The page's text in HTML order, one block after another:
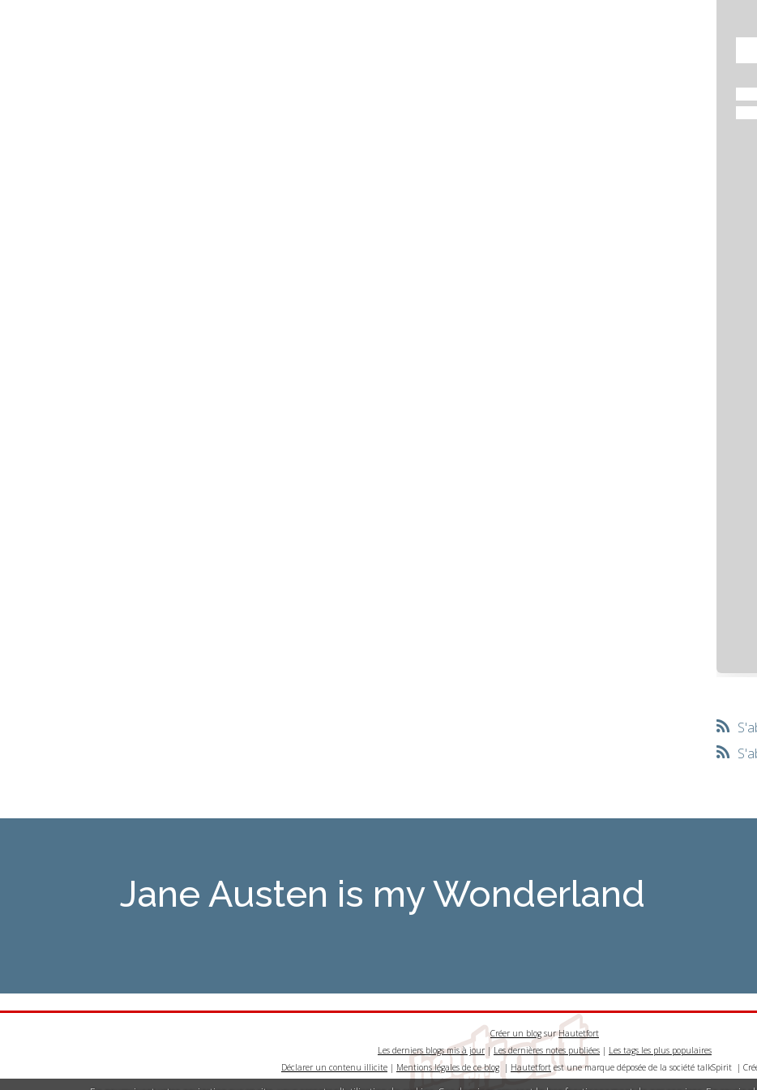
Jane Austen is my Wonderland
Créer un blog surHautetfort
Les derniers blogs mis à jour|Les dernières notes publiées | Les tags les plus populaires
Déclarer un contenu illicite | Mentions légales de ce blog | Hautetfortest une marque déposée de la société talkSpirit |